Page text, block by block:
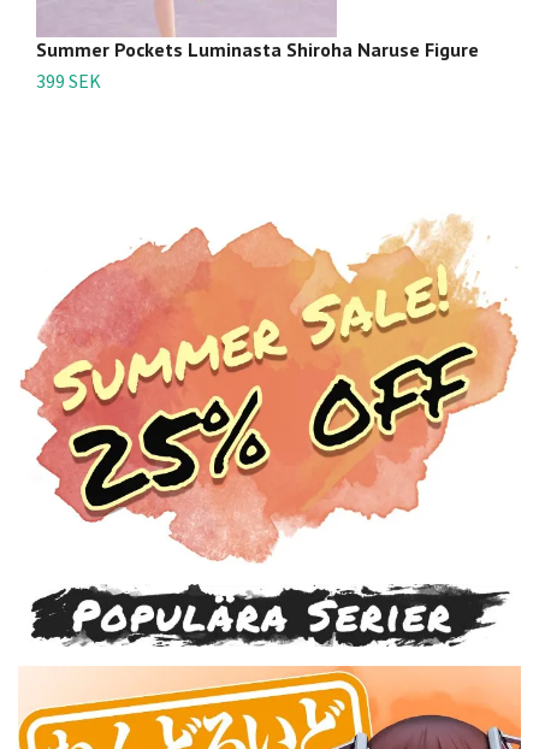
Summer Pockets Luminasta Shiroha Naruse Figure
399 SEK